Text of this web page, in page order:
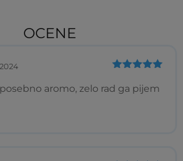
OCENE
od 5
aromo, zelo rad ga pijem